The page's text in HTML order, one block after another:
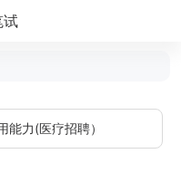
试
力(医疗招聘）